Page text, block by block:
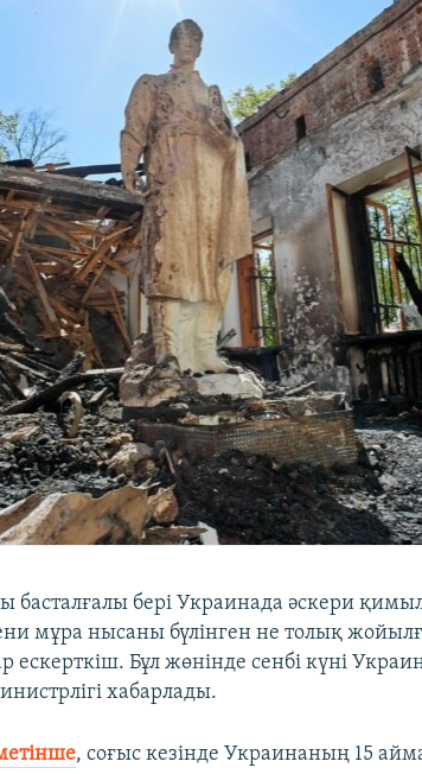
басталғалы бері Украинада әскери
мұра нысаны бүлінген не толық
ескерткіш. Бұл жөнінде сенбі күні
хабарлады.
, соғыс кезінде Украинаның 15